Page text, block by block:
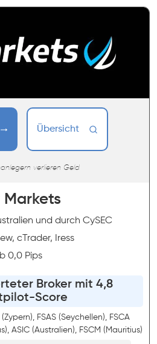
Übersicht
verlieren Geld
Markets
und durch CySEC
cTrader, Iress
0,0 Pips
Broker mit 4,8
Score
FSAS (Seychellen), FSCA
ASIC (Australien), FSCM (Mauritius)